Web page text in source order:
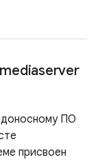
ПО
присвоен